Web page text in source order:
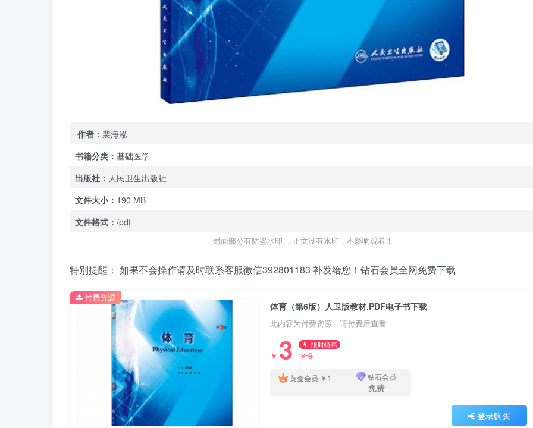
作者： 裴海泓
书籍分类： 基础医学
出版社： 人民卫生出版社
文件大小： 190 MB
文件格式： /pdf
封面部分有防盗水印 ，正文没有水印，不影响观看！
特别提醒： 如果不会操作请及时联系客服微信392801183 补发给您！钻石会员全网免费下载
体育（第6版）人卫版教材.PDF电子书下载
此内容为付费资源，请付费后查看
￥ 3 限时特惠
￥9
黄金会员 ￥ 1 钻石会员
免费
登录购买
付费资源